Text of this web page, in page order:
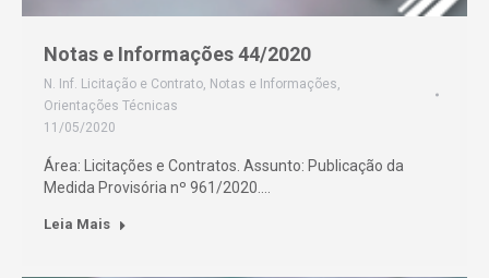
Notas e Informações 44/2020
N. Inf. Licitação e Contrato, Notas e Informações,
Orientações Técnicas
11/05/2020
Área: Licitações e Contratos. Assunto: Publicação da
Medida Provisória nº 961/2020.…
Leia Mais